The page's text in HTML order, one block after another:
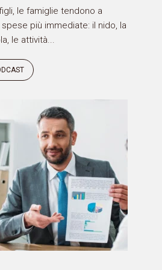
le famiglie tendono a
più immediate: il nido, la
le attività...